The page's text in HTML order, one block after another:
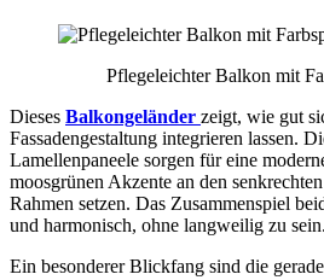
Pflegeleichter Balkon mit
Dieses Balkongeländer zeigt, wie gut
Fassadengestaltung integrieren lassen.
Lamellenpaneele sorgen für eine
moosgrünen Akzente an den
Rahmen setzen. Das Zusammenspiel
und harmonisch, ohne langweilig zu sein.
Ein besonderer Blickfang sind die